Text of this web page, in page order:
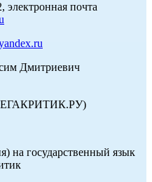
электронная почта
Дмитриевич
на государственный язык